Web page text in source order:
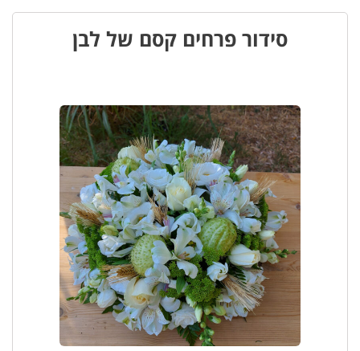
סידור פרחים קסם של לבן